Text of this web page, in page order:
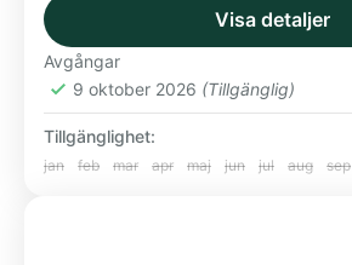
Norden
Visa detaljer
Avgångar
9 oktober 2026 (Tillgänglig)
Tillgänglighet:
jan feb mar apr maj jun jul aug sep